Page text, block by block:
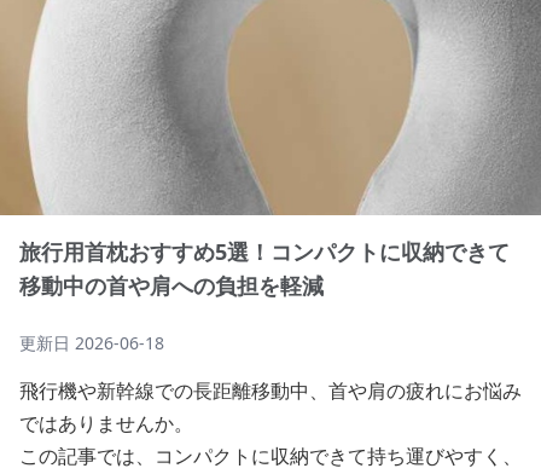
旅行用首枕おすすめ5選！コンパクトに収納できて
移動中の首や肩への負担を軽減
更新日 2026-06-18
飛行機や新幹線での長距離移動中、首や肩の疲れにお悩み
ではありませんか。
この記事では、コンパクトに収納できて持ち運びやすく、